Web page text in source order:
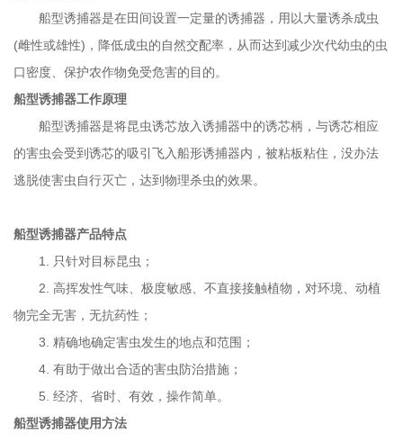
的一端与粘虫板相距不超过1cm。 6）将装有诱芯的诱捕器用铁线
固定于竹杆上，诱捕器与地面距离不得超过0.8m，但要高于菜面约
5-10厘米左右，也可根据作物实际高度做适当调整。
船型诱捕器是在田间设置一定量的诱捕器，用以大量诱杀成虫
(雌性或雄性) ，降低成虫的自然交配率，从而达到减少次代幼虫的虫
口密度、保护农作物免受危害的目的。
船型诱捕器工作原理
船型诱捕器是将昆虫诱芯放入诱捕器中的诱芯柄，与诱芯相应
的害虫会受到诱芯的吸引飞入船形诱捕器内，被粘板粘住，没办法
逃脱使害虫自行灭亡，达到物理杀虫的效果。
船型诱捕器产品特点
1.
只针对目标昆虫；
2. 高挥发性气味、极度敏感、不直接接触植物，对环境、动植
物完全无害，无抗药性；
3. 精确地确定害虫发生的地点和范围；
4. 有助于做出合适的害虫防治措施；
5. 经济、省时、有效，操作简单。
船型诱捕器使用方法